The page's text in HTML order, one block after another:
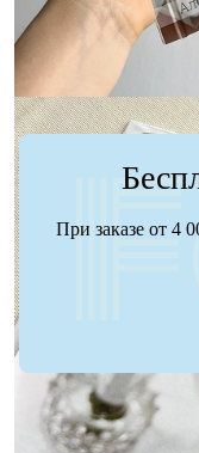
При заказе от 4